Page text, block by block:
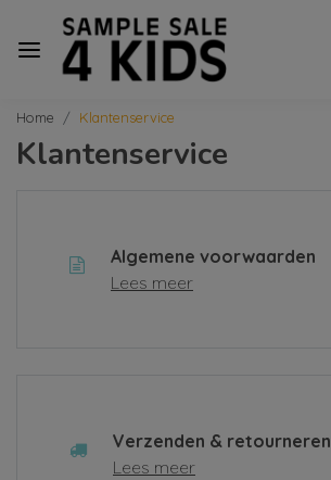
Home Klantenservice
Klantenservice
Algemene voorwaarden
Lees meer
Verzenden & retourneren
Lees meer